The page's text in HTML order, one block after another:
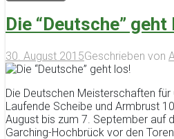
Die “Deutsche” geht
30. August 2015Geschrieben von
Die Deutschen Meisterschaften für
Laufende Scheibe und Armbrust
August bis zum 7. September auf
Garching-Hochbrück vor den